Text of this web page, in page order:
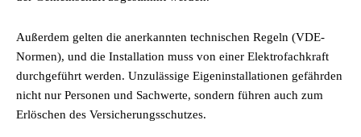
Außerdem gelten die anerkannten technischen Regeln (VDE-
Normen), und die Installation muss von einer Elektrofachkraft
durchgeführt werden. Unzulässige Eigeninstallationen gefährden
nicht nur Personen und Sachwerte, sondern führen auch zum
Erlöschen des Versicherungsschutzes.